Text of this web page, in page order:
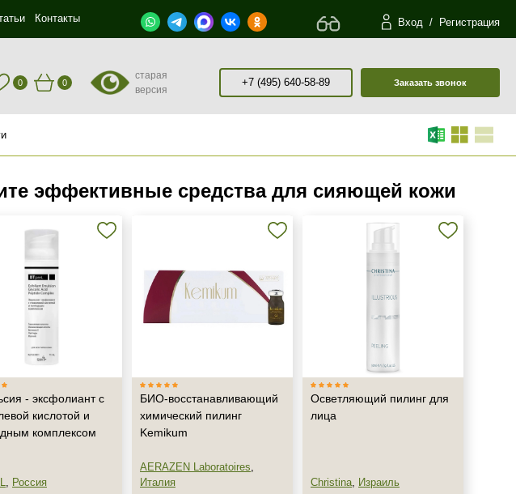
Контакты Вход / Регистрация
0 0
старая
версия
+7 (495) 640-58-89 Заказать звонок
эффективные средства для сияющей кожи
- эксфолиант с
кислотой и
комплексом
, Россия
БИО-восстанавливающий
химический пилинг
Kemikum
AERAZEN Laboratoires,
Италия
Осветляющий пилинг для
лица
Christina, Израиль